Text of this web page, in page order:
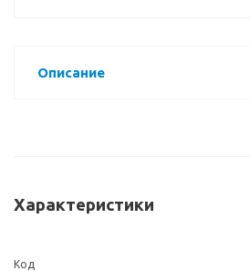
Описание
Характеристики
Код